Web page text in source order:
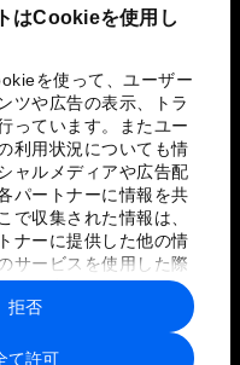
はCookieを使用し
を使って、ユーザー
ツや広告の表示、トラ
っています。またユー
利用状況についても情
ャルメディアや広告配
パートナーに情報を共
で収集された情報は、
ナーに提供した他の情
サービスを使用した際
組み合わされ、各パー
されることがありま
て許可
拒否
と利用規約